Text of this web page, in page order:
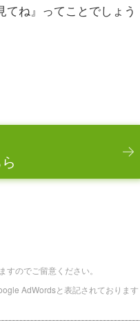
ね』ってことでしょう
のでご留意ください。
AdWordsと表記されております